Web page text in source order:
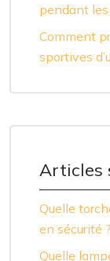
pendant
Comment
sportives
Articles
Quelle
en sécurité ?
Quelle